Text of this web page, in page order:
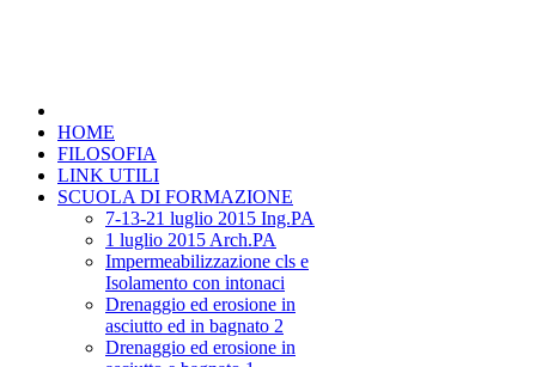
HOME
FILOSOFIA
LINK UTILI
SCUOLA DI FORMAZIONE
7-13-21 luglio 2015 Ing.PA
1 luglio 2015 Arch.PA
Impermeabilizzazione cls e
Isolamento con intonaci
Drenaggio ed erosione in
asciutto ed in bagnato 2
Drenaggio ed erosione in